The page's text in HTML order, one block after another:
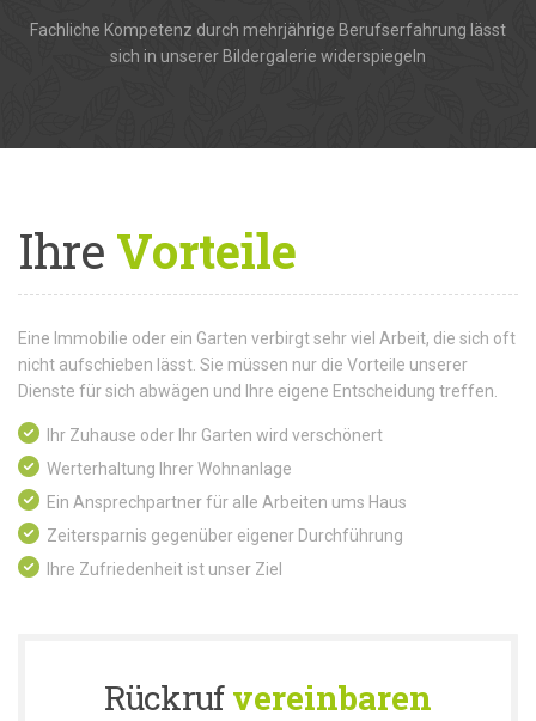
Fachliche Kompetenz durch mehrjährige Berufserfahrung lässt
sich in unserer Bildergalerie widerspiegeln
IhreVorteile
Eine Immobilie oder ein Garten verbirgt sehr viel Arbeit, die sich oft
nicht aufschieben lässt. Sie müssen nur die Vorteile unserer
Dienste für sich abwägen und Ihre eigene Entscheidung treffen.
Ihr Zuhause oder Ihr Garten wird verschönert
Werterhaltung Ihrer Wohnanlage
Ein Ansprechpartner für alle Arbeiten ums Haus
Zeitersparnis gegenüber eigener Durchführung
Ihre Zufriedenheit ist unser Ziel
Rückrufvereinbaren